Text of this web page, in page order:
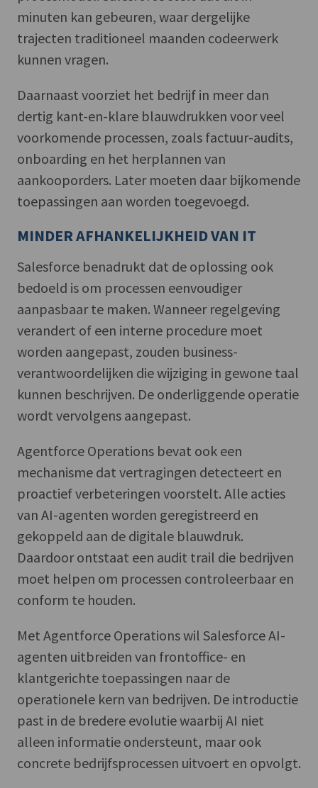
minuten kan gebeuren, waar dergelijke
trajecten traditioneel maanden codeerwerk
kunnen vragen.
Daarnaast voorziet het bedrijf in meer dan
dertig kant-en-klare blauwdrukken voor veel
voorkomende processen, zoals factuur-audits,
onboarding en het herplannen van
aankooporders. Later moeten daar bijkomende
toepassingen aan worden toegevoegd.
MINDER AFHANKELIJKHEID VAN IT
Salesforce benadrukt dat de oplossing ook
bedoeld is om processen eenvoudiger
aanpasbaar te maken. Wanneer regelgeving
verandert of een interne procedure moet
worden aangepast, zouden business-
verantwoordelijken die wijziging in gewone taal
kunnen beschrijven. De onderliggende operatie
wordt vervolgens aangepast.
Agentforce Operations bevat ook een
mechanisme dat vertragingen detecteert en
proactief verbeteringen voorstelt. Alle acties
van AI-agenten worden geregistreerd en
gekoppeld aan de digitale blauwdruk.
Daardoor ontstaat een audit trail die bedrijven
moet helpen om processen controleerbaar en
conform te houden.
Met Agentforce Operations wil Salesforce AI-
agenten uitbreiden van frontoffice- en
klantgerichte toepassingen naar de
operationele kern van bedrijven. De introductie
past in de bredere evolutie waarbij AI niet
alleen informatie ondersteunt, maar ook
concrete bedrijfsprocessen uitvoert en opvolgt.